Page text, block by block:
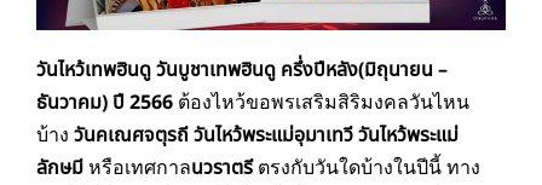
วันไหว้เทพฮินดู วันบูชาเทพฮินดู ครึ่งปีหลัง(มิถุนายน –
ธันวาคม) ปี 2566 ต้องไหว้ขอพรเสริมสิริมงคลวันไหน
บ้าง วันคเณศจตุรถี วันไหว้พระแม่อุมาเทวีวันไหว้พระแม่
ลักษมีหรือเทศกาลนวราตรีตรงกับวันใดบ้างในปีนี้ ทาง